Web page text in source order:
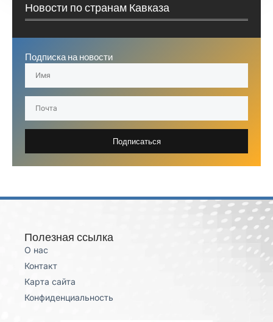
Новости по странам Кавказа
Подписка на новости
Подписаться
Полезная ссылка
О нас
Контакт
Карта сайта
Конфиденциальность